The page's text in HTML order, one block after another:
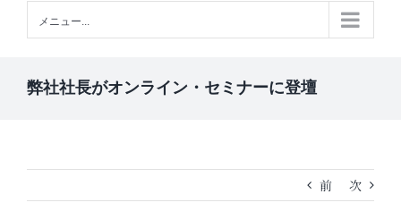
メニュー...
弊社社長がオンライン・セミナーに登壇
前 次